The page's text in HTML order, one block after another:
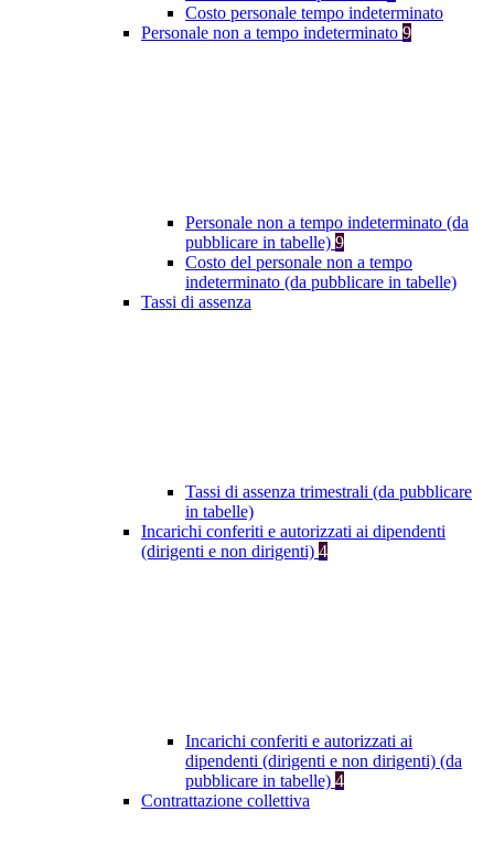
Costo personale tempo indeterminato
Personale non a tempo indeterminato 9
Personale non a tempo indeterminato (da
pubblicare in tabelle) 9
Costo del personale non a tempo
indeterminato (da pubblicare in tabelle)
Tassi di assenza
Tassi di assenza trimestrali (da pubblicare
in tabelle)
Incarichi conferiti e autorizzati ai dipendenti
(dirigenti e non dirigenti) 4
Incarichi conferiti e autorizzati ai
dipendenti (dirigenti e non dirigenti) (da
pubblicare in tabelle) 4
Contrattazione collettiva